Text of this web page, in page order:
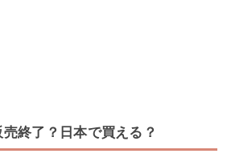
終了？日本で買える？